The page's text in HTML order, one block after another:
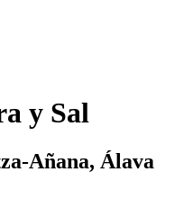
y Sal
Añana, Álava